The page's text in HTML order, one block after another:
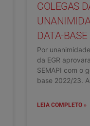
COLEGAS
DATA-
Por
da EGR
SEMAPI com o
base 2022/23.
LEIA COMPLETO »